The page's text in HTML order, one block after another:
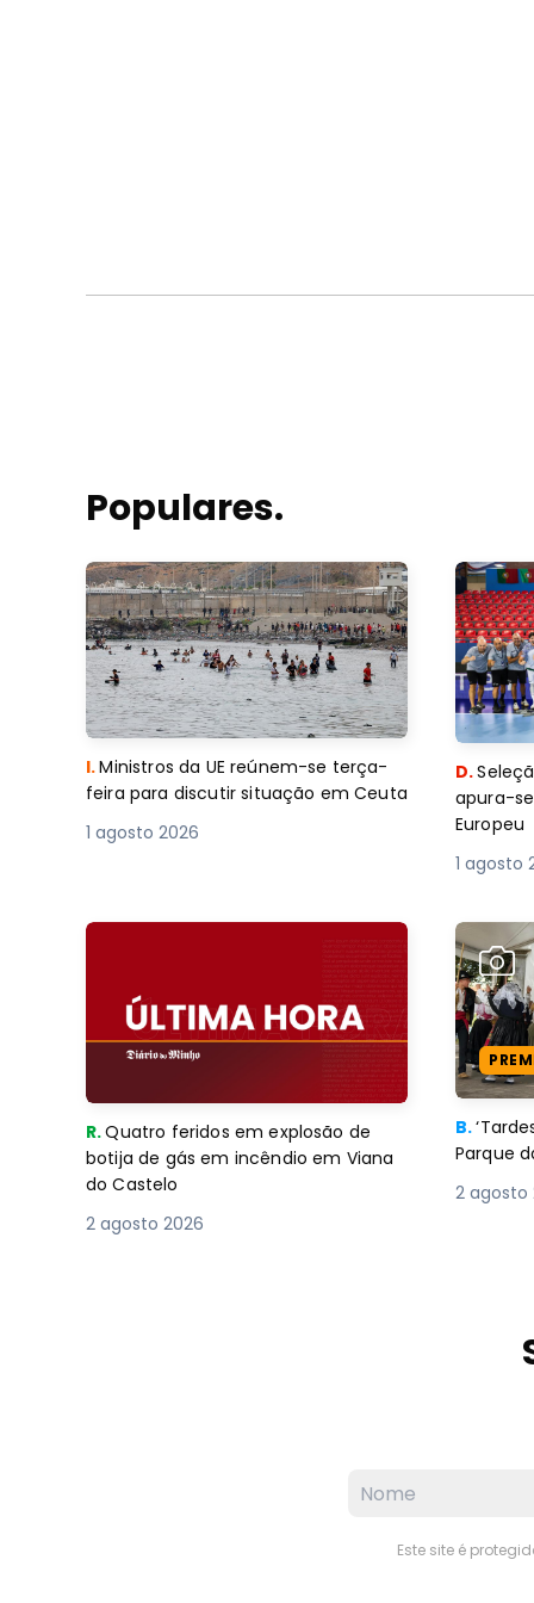
Populares.
I.Ministros da UE reúnem-se terça-
feira para discutir situação em Ceuta
1 agosto 2026
D.
apura-
Europeu
1 agosto
R.Quatro feridos em explosão de
botija de gás em incêndio em Viana
do Castelo
2 agosto 2026
B.
Parque
2 agosto
Este site é